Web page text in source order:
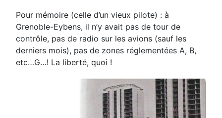
Pour mémoire (celle d’un vieux pilote) : à
Grenoble-Eybens, il n’y avait pas de tour de
contrôle, pas de radio sur les avions (sauf les
derniers mois), pas de zones réglementées A, B,
etc…G…! La liberté, quoi !